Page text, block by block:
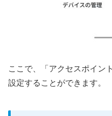
ここで、「アクセスポイン
設定することができます。